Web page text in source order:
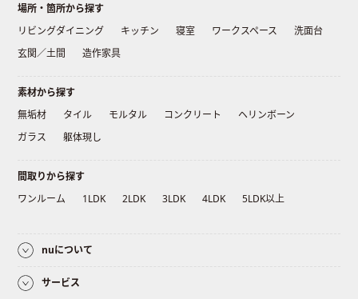
場所・箇所から探す
リビングダイニング
キッチン 寝室 ワークスペース
洗面台
玄関／土間
造作家具
素材から探す
無垢材
タイル モルタル コンクリート
ヘリンボーン
ガラス
躯体現し
間取りから探す
ワンルーム
1LDK 2LDK 3LDK 4LDK 5LDK以上
nuについて
サービス